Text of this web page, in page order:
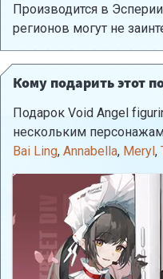
Производится в
регионов могут не
Кому подарить этот
Подарок Void Angel
нескольким
Bai Ling, Annabella, Meryl,